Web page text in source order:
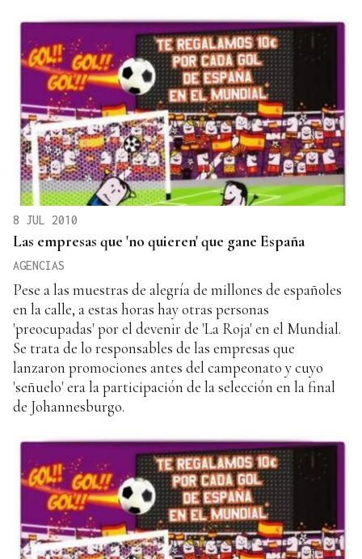
8 JUL 2010
Las empresas que 'no quieren' que gane España
AGENCIAS
Pese a las muestras de alegría de millones de españoles
en la calle, a estas horas hay otras personas
'preocupadas' por el devenir de 'La Roja' en el Mundial.
Se trata de lo responsables de las empresas que
lanzaron promociones antes del campeonato y cuyo
'señuelo' era la participación de la selección en la final
de Johannesburgo.